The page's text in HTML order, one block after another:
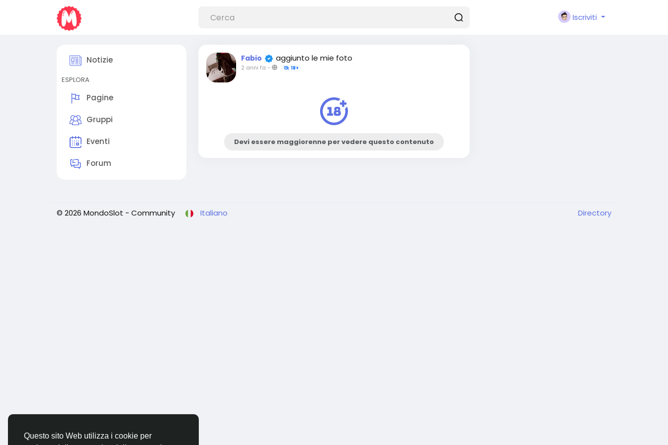
Questo sito Web utilizza i cookie per
Iscriviti
Notizie
ESPLORA
Pagine
Gruppi
Eventi
Forum
Fabio aggiunto le mie foto
2 anni fa - 18+
Devi essere maggiorenne per vedere questo contenuto
© 2026 MondoSlot - Community Italiano Directory